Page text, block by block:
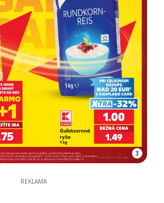
3
REKLAMA